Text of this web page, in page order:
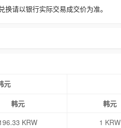
请以银行实际交易成交价为准。
元
韩元 韩元
KRW 1 KRW